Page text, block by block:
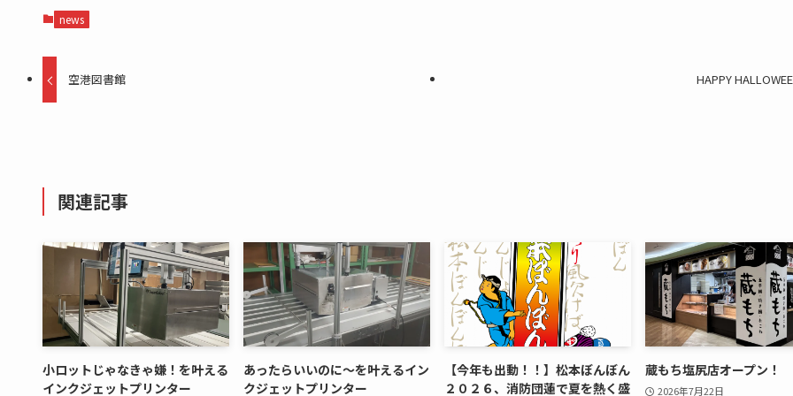
news
空港図書館 HAPPY
関連記事
小ロットじゃなきゃ嫌！を叶える
インクジェットプリンター
あったらいいのに～を叶えるイン
クジェットプリンター
【今年も出動！！】松本ぼんぼん
２０２６、消防団蓮で夏を熱く盛
蔵もち塩尻店オープン！
2026年7月22日